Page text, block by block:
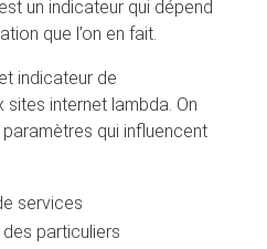
un indicateur qui dépend
que l’on en fait.
indicateur de
internet lambda. On
qui influencent
services
particuliers